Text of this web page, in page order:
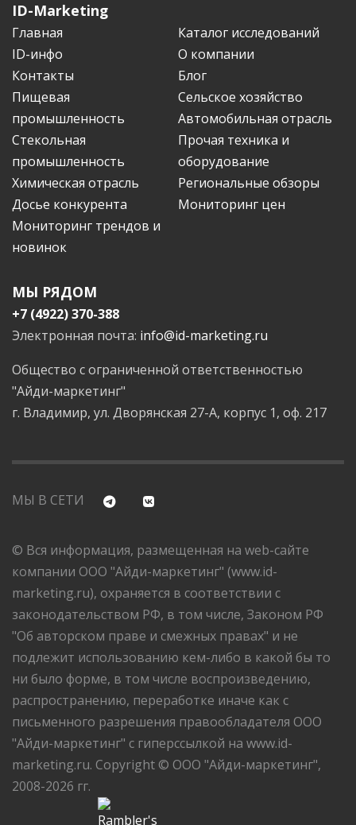
ID-Marketing
Главная
Каталог исследований
ID-инфо
О компании
Контакты
Блог
Пищевая
промышленность
Сельское хозяйство
Автомобильная отрасль
Стекольная
промышленность
Прочая техника и
оборудование
Химическая отрасль
Региональные обзоры
Досье конкурента
Мониторинг цен
Мониторинг трендов и
новинок
МЫ РЯДОМ
+7 (4922) 370-388
Электронная почта: info@id-marketing.ru
Общество с ограниченной ответственностью
"Айди-маркетинг"
г. Владимир, ул. Дворянская 27-А, корпус 1, оф. 217
МЫ В СЕТИ
© Вся информация, размещенная на web-сайте
компании ООО "Айди-маркетинг" (www.id-
marketing.ru), охраняется в соответствии с
законодательством РФ, в том числе, Законом РФ
"Об авторском праве и смежных правах" и не
подлежит использованию кем-либо в какой бы то
ни было форме, в том числе воспроизведению,
распространению, переработке иначе как с
письменного разрешения правообладателя ООО
"Айди-маркетинг" с гиперссылкой на www.id-
marketing.ru. Copyright © ООО "Айди-маркетинг",
2008-2026 гг.